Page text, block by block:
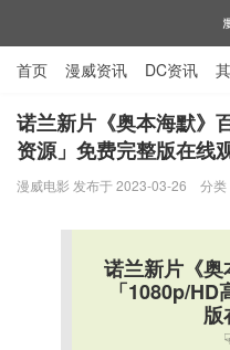
首页 漫威资讯 DC资讯
电视剧资源 漫威图片
诺兰新片《奥本海默》
资源」免费完整版在线
漫威电影 发布于 2023-03-26 分类
诺兰新片《
「1080p/
版